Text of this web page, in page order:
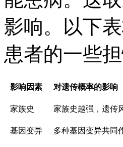
影响。以下
患者的一些担
影响因素 对遗传概率的影响
家族史 家族史越强，遗传
基因变异 多种基因变异共同